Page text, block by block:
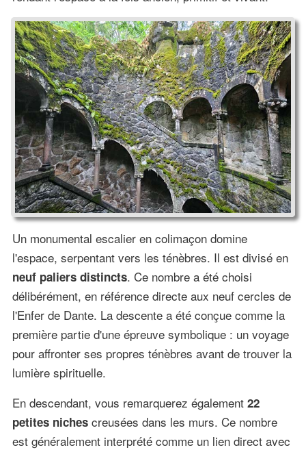
Un monumental escalier en colimaçon domine
l'espace, serpentant vers les ténèbres. Il est divisé en
neuf paliers distincts. Ce nombre a été choisi
délibérément, en référence directe aux neuf cercles de
l'Enfer de Dante. La descente a été conçue comme la
première partie d'une épreuve symbolique : un voyage
pour affronter ses propres ténèbres avant de trouver la
lumière spirituelle.
En descendant, vous remarquerez également 22
petites nichescreusées dans les murs. Ce nombre
est généralement interprété comme un lien direct avec